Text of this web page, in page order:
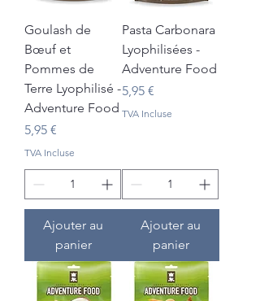
Goulash de
Bœuf et
Pommes de
Terre Lyophilisé -
Adventure Food
Prix
5,95 €
TVA Incluse
Ajouter au
panier
Pasta Carbonara
Lyophilisées -
Adventure Food
Prix
5,95 €
TVA Incluse
Ajouter au
panier